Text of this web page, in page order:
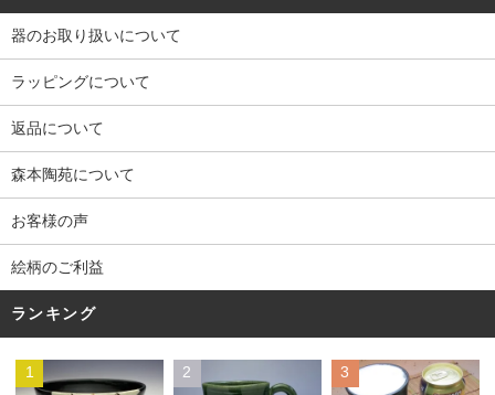
器のお取り扱いについて
ラッピングについて
返品について
森本陶苑について
お客様の声
絵柄のご利益
ランキング
1 2 3